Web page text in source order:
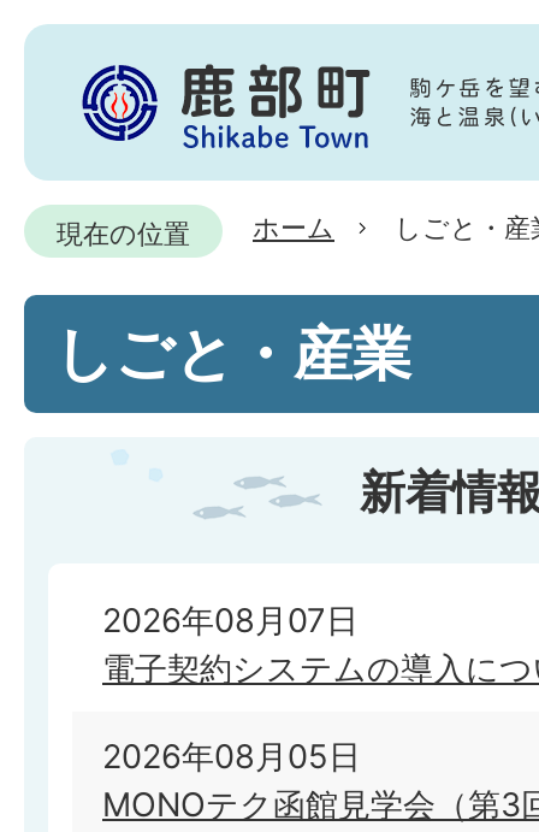
現在の位置 ホーム しごと・産
しごと・産業
新着情
2026年08月07日
電子契約システムの導入に
2026年08月05日
MONOテク函館見学会（第3